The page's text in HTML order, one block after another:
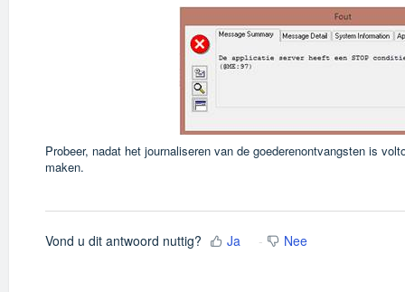
Probeer, nadat het journaliseren van de goederenontvangsten is
maken.
Vond u dit antwoord nuttig? Ja Nee